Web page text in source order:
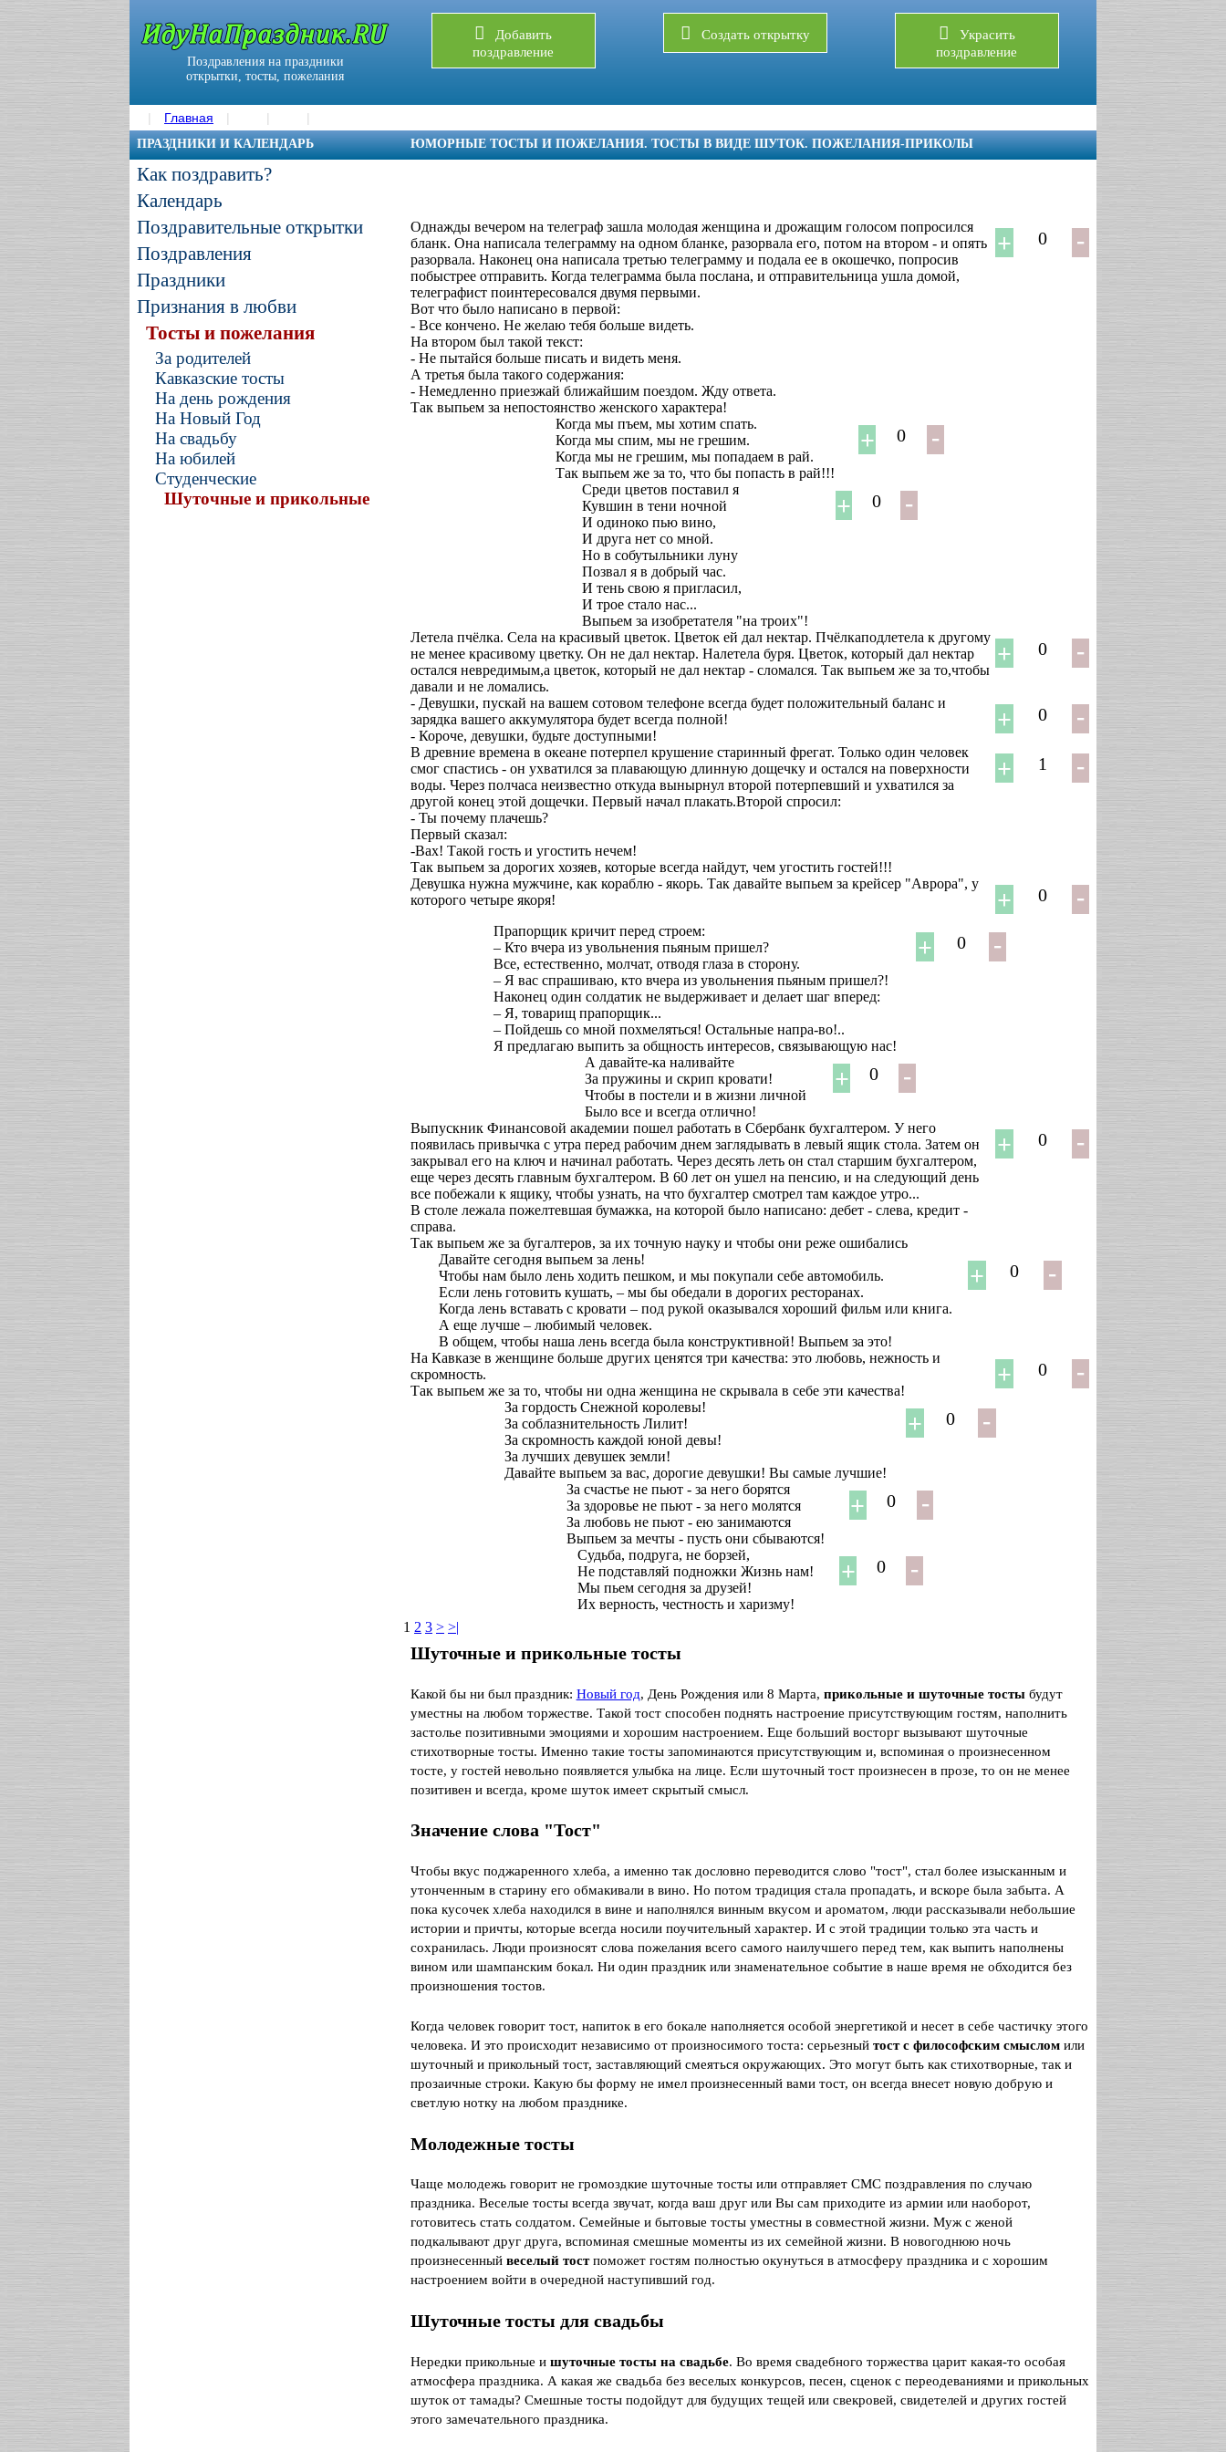
Поздравления на праздники
открытки, тосты, пожелания
Добавить
поздравление
Создать открытку
Украсить
поздравление
Главная
ПРАЗДНИКИ И КАЛЕНДАРЬ
Как поздравить?
Календарь
Поздравительные открытки
Поздравления
Праздники
Признания в любви
Тосты и пожелания
За родителей
Кавказские тосты
На день рождения
На Новый Год
На свадьбу
На юбилей
Студенческие
Шуточные и прикольные
ЮМОРНЫЕ ТОСТЫ И ПОЖЕЛАНИЯ. ТОСТЫ В ВИДЕ ШУТОК. ПОЖЕЛАНИЯ-ПРИКОЛЫ
Однажды вечером на телеграф зашла молодая женщина и дрожащим голосом попросился
бланк. Она написала телеграмму на одном бланке, разорвала его, потом на втором - и опять
разорвала. Наконец она написала третью телеграмму и подала ее в окошечко, попросив
побыстрее отправить. Когда телеграмма была послана, и отправительница ушла домой,
телеграфист поинтересовался двумя первыми.
Вот что было написано в первой:
- Все кончено. Не желаю тебя больше видеть.
На втором был такой текст:
- Не пытайся больше писать и видеть меня.
А третья была такого содержания:
- Немедленно приезжай ближайшим поездом. Жду ответа.
Так выпьем за непостоянство женского характера!
0
Когда мы пъем, мы хотим спать.
Когда мы спим, мы не грешим.
Когда мы не грешим, мы попадаем в рай.
Так выпьем же за то, что бы попасть в рай!!!
0
Среди цветов поставил я
Кувшин в тени ночной
И одиноко пью вино,
И друга нет со мной.
Но в собутыльники луну
Позвал я в добрый час.
И тень свою я пригласил,
И трое стало нас...
Выпьем за изобретателя "на троих"!
0
Летела пчёлка. Села на красивый цветок. Цветок ей дал нектар. Пчёлкаподлетела к другому
не менее красивому цветку. Он не дал нектар. Налетела буря. Цветок, который дал нектар
остался невредимым,а цветок, который не дал нектар - сломался. Так выпьем же за то,чтобы
давали и не ломались.
0
- Девушки, пускай на вашем сотовом телефоне всегда будет положительный баланс и
зарядка вашего аккумулятора будет всегда полной!
- Короче, девушки, будьте доступными!
0
В древние времена в океане потерпел крушение старинный фрегат. Только один человек
смог спастись - он ухватился за плавающую длинную дощечку и остался на поверхности
воды. Через полчаса неизвестно откуда вынырнул второй потерпевший и ухватился за
другой конец этой дощечки. Первый начал плакать.Второй спросил:
- Ты почему плачешь?
Первый сказал:
-Вах! Такой гость и угостить нечем!
Так выпьем за дорогих хозяев, которые всегда найдут, чем угостить гостей!!!
1
Девушка нужна мужчине, как кораблю - якорь. Так давайте выпьем за крейсер "Аврора", у
которого четыре якоря!
0
Прапорщик кричит перед строем:
– Кто вчера из увольнения пьяным пришел?
Все, естественно, молчат, отводя глаза в сторону.
– Я вас спрашиваю, кто вчера из увольнения пьяным пришел?!
Наконец один солдатик не выдерживает и делает шаг вперед:
– Я, товарищ прапорщик...
– Пойдешь со мной похмеляться! Остальные напра-во!..
Я предлагаю выпить за общность интересов, связывающую нас!
0
А давайте-ка наливайте
За пружины и скрип кровати!
Чтобы в постели и в жизни личной
Было все и всегда отлично!
0
Выпускник Финансовой академии пошел работать в Сбербанк бухгалтером. У него
появилась привычка с утра перед рабочим днем заглядывать в левый ящик стола. Затем он
закрывал его на ключ и начинал работать. Через десять леть он стал старшим бухгалтером,
еще через десять главным бухгалтером. В 60 лет он ушел на пенсию, и на следующий день
все побежали к ящику, чтобы узнать, на что бухгалтер смотрел там каждое утро...
В столе лежала пожелтевшая бумажка, на которой было написано: дебет - слева, кредит -
справа.
Так выпьем же за бугалтеров, за их точную науку и чтобы они реже ошибались
0
Давайте сегодня выпьем за лень!
Чтобы нам было лень ходить пешком, и мы покупали себе автомобиль.
Если лень готовить кушать, – мы бы обедали в дорогих ресторанах.
Когда лень вставать с кровати – под рукой оказывался хороший фильм или книга.
А еще лучше – любимый человек.
В общем, чтобы наша лень всегда была конструктивной! Выпьем за это!
0
На Кавказе в женщине больше других ценятся три качества: это любовь, нежность и
скромность.
Так выпьем же за то, чтобы ни одна женщина не скрывала в себе эти качества!
0
За гордость Снежной королевы!
За соблазнительность Лилит!
За скромность каждой юной девы!
За лучших девушек земли!
Давайте выпьем за вас, дорогие девушки! Вы самые лучшие!
0
За счастье не пьют - за него борятся
За здоровье не пьют - за него молятся
За любовь не пьют - ею занимаются
Выпьем за мечты - пусть они сбываются!
0
Судьба, подруга, не борзей,
Не подставляй подножки Жизнь нам!
Мы пьем сегодня за друзей!
Их верность, честность и харизму!
0
1 2 3 > >|
Шуточные и прикольные тосты
Какой бы ни был праздник: Новый год, День Рождения или 8 Марта, прикольные и шуточные тостыбудут
уместны на любом торжестве. Такой тост способен поднять настроение присутствующим гостям, наполнить
застолье позитивными эмоциями и хорошим настроением. Еще больший восторг вызывают шуточные
стихотворные тосты. Именно такие тосты запоминаются присутствующим и, вспоминая о произнесенном
тосте, у гостей невольно появляется улыбка на лице. Если шуточный тост произнесен в прозе, то он не менее
позитивен и всегда, кроме шуток имеет скрытый смысл.
Значение слова "Тост"
Чтобы вкус поджаренного хлеба, а именно так дословно переводится слово "тост", стал более изысканным и
утонченным в старину его обмакивали в вино. Но потом традиция стала пропадать, и вскоре была забыта. А
пока кусочек хлеба находился в вине и наполнялся винным вкусом и ароматом, люди рассказывали небольшие
истории и причты, которые всегда носили поучительный характер. И с этой традиции только эта часть и
сохранилась. Люди произносят слова пожелания всего самого наилучшего перед тем, как выпить наполнены
вином или шампанским бокал. Ни один праздник или знаменательное событие в наше время не обходится без
произношения тостов.
Когда человек говорит тост, напиток в его бокале наполняется особой энергетикой и несет в себе частичку этого
человека. И это происходит независимо от произносимого тоста: серьезный тост с философским смысломили
шуточный и прикольный тост, заставляющий смеяться окружающих. Это могут быть как стихотворные, так и
прозаичные строки. Какую бы форму не имел произнесенный вами тост, он всегда внесет новую добрую и
светлую нотку на любом празднике.
Молодежные тосты
Чаще молодежь говорит не громоздкие шуточные тосты или отправляет СМС поздравления по случаю
праздника. Веселые тосты всегда звучат, когда ваш друг или Вы сам приходите из армии или наоборот,
готовитесь стать солдатом. Семейные и бытовые тосты уместны в совместной жизни. Муж с женой
подкалывают друг друга, вспоминая смешные моменты из их семейной жизни. В новогоднюю ночь
произнесенный веселый тостпоможет гостям полностью окунуться в атмосферу праздника и с хорошим
настроением войти в очередной наступивший год.
Шуточные тосты для свадьбы
Нередки прикольные и шуточные тосты на свадьбе. Во время свадебного торжества царит какая-то особая
атмосфера праздника. А какая же свадьба без веселых конкурсов, песен, сценок с переодеваниями и прикольных
шуток от тамады? Смешные тосты подойдут для будущих тещей или свекровей, свидетелей и других гостей
этого замечательного праздника.